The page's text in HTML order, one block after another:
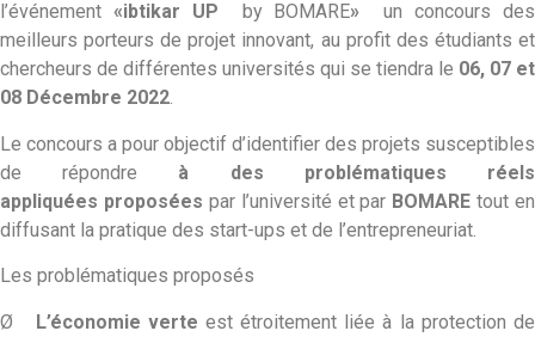
l’événement «ibtikar UP by BOMARE» un concours des
meilleurs porteurs de projet innovant, au profit des étudiants et
chercheurs de différentes universités qui se tiendra le 06, 07 et
08 Décembre 2022.
Le concours a pour objectif d’identifier des projets susceptibles
de répondre à des problématiques réels
appliquées proposées par l’université et par BOMARE tout en
diffusant la pratique des start-ups et de l’entrepreneuriat.
Les problématiques proposés
Ø L’économie verte est étroitement liée à la protection de